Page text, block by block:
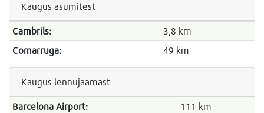
Kaugus asumitest
Cambrils:
3,8 km
Comarruga:
49 km
Kaugus lennujaamast
Barcelona Airport: 111 km